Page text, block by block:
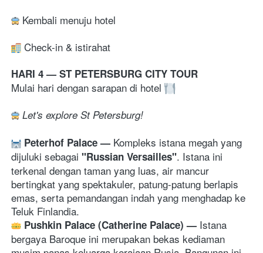
Kembali menuju hotel
Check-in & istirahat
HARI 4 — ST PETERSBURG CITY TOUR
Mulai hari dengan sarapan di hotel
Let's explore St Petersburg!
Peterhof Palace — Kompleks istana megah yang
dijuluki sebagai "Russian Versailles". Istana ini
terkenal dengan taman yang luas, air mancur
bertingkat yang spektakuler, patung-patung berlapis
emas, serta pemandangan indah yang menghadap ke
Teluk Finlandia.
Pushkin Palace (Catherine Palace) — Istana
bergaya Baroque ini merupakan bekas kediaman